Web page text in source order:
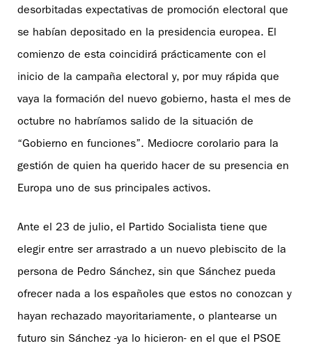
desorbitadas expectativas de promoción electoral que
se habían depositado en la presidencia europea. El
comienzo de esta coincidirá prácticamente con el
inicio de la campaña electoral y, por muy rápida que
vaya la formación del nuevo gobierno, hasta el mes de
octubre no habríamos salido de la situación de
“Gobierno en funciones”. Mediocre corolario para la
gestión de quien ha querido hacer de su presencia en
Europa uno de sus principales activos.
Ante el 23 de julio, el Partido Socialista tiene que
elegir entre ser arrastrado a un nuevo plebiscito de la
persona de Pedro Sánchez, sin que Sánchez pueda
ofrecer nada a los españoles que estos no conozcan y
hayan rechazado mayoritariamente, o plantearse un
futuro sin Sánchez -ya lo hicieron- en el que el PSOE